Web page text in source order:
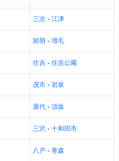
三次 - 江津
留萌 - 増毛
住吉 - 住吉公園
茂市 - 岩泉
屋代 - 須坂
三沢 - 十和田市
八戸 - 青森